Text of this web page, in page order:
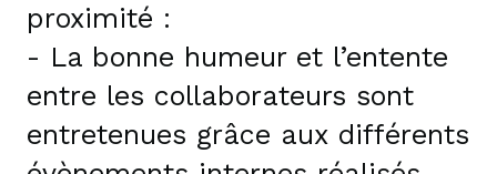
proximité :
- La bonne humeur et l’entente
entre les collaborateurs sont
entretenues grâce aux différents